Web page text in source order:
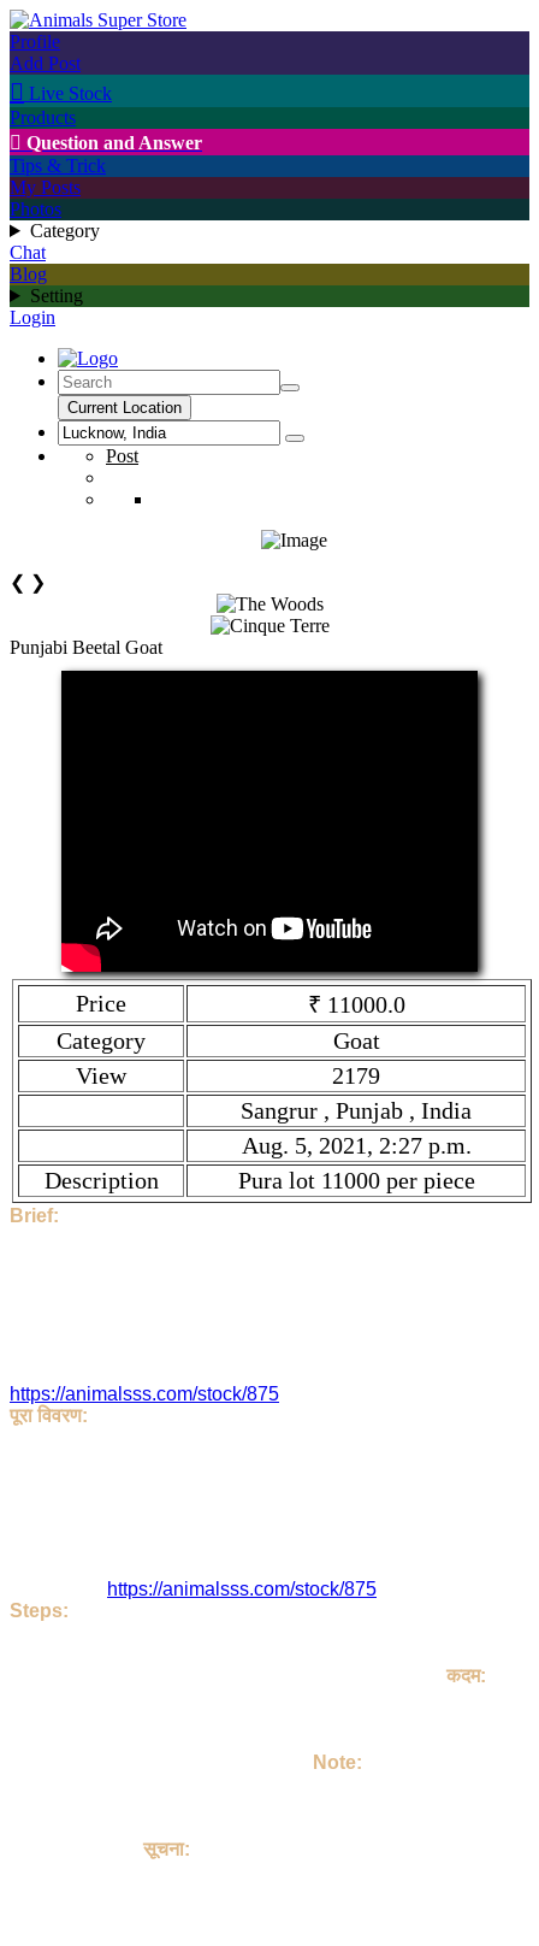
Profile
Add Post
 Live Stock
Products
 Question and Answer
Tips & Trick
My Posts
Photos
Category
Chat
Blog
Setting
Login
Current Location
Post
❮ ❯
Punjabi Beetal Goat
Price
₹ 11000.0
Category
Goat
View
2179
Sangrur , Punjab , India
Aug. 5, 2021, 2:27 p.m.
Description
Pura lot 11000 per piece
Brief:
https://animalsss.com/stock/875
पूरा विवरण:
https://animalsss.com/stock/875
Steps:
कदम:
Note:
सूचना: